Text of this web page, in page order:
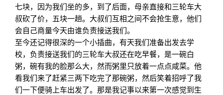
七块，因为我们坐的多，到了后面，母亲直接和三轮车大
叔砍了价，五块一趟。大叔们互相之间不会抢生意，他们
会自己商量今天由谁负责接送我们。
至今还记得很深的一个小插曲，有天我们准备出发去学
校，负责接送我们的三轮车大叔还在吃早餐，是一碗白
粥，碗有我的脸那么大，然而粥里只放着一点点咸菜。他
看我们来了赶紧三两下吃完了那碗粥，然后笑着招呼了我
们一下便骑上车出发了。那是我记事以来第一次感觉到生